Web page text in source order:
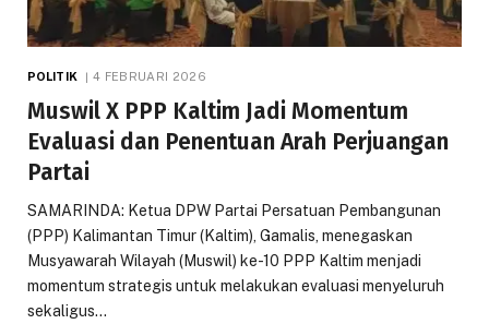
POLITIK 4 FEBRUARI 2026
Muswil X PPP Kaltim Jadi Momentum
Evaluasi dan Penentuan Arah Perjuangan
Partai
SAMARINDA: Ketua DPW Partai Persatuan Pembangunan
(PPP) Kalimantan Timur (Kaltim), Gamalis, menegaskan
Musyawarah Wilayah (Muswil) ke-10 PPP Kaltim menjadi
momentum strategis untuk melakukan evaluasi menyeluruh
sekaligus…